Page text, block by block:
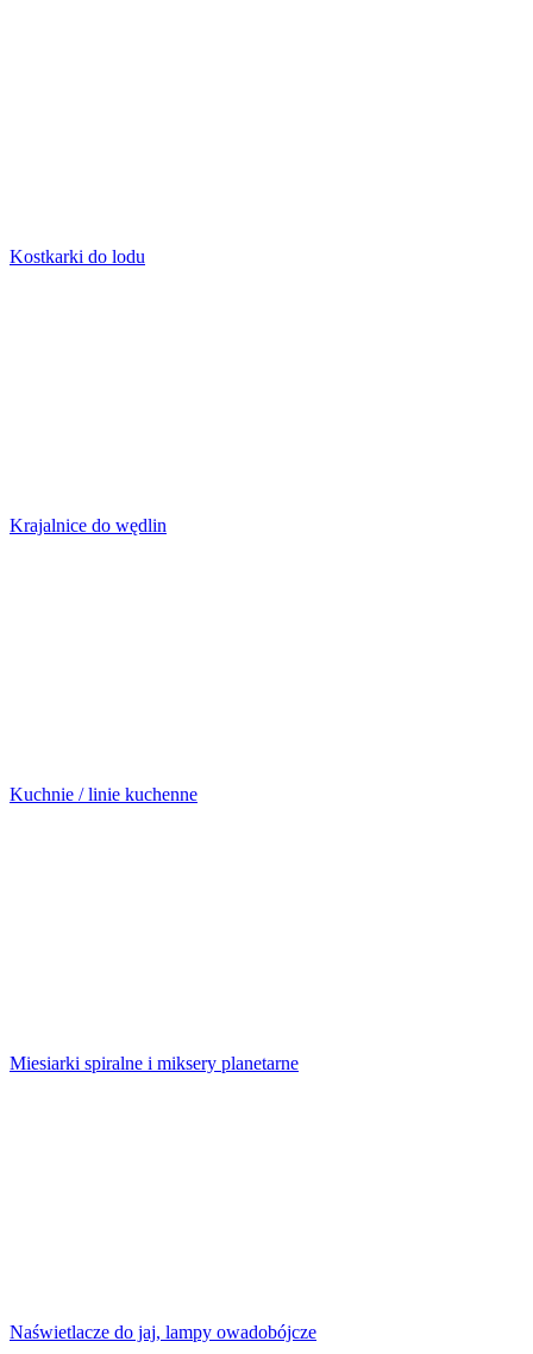
Kostkarki do lodu
Krajalnice do wędlin
Kuchnie / linie kuchenne
Miesiarki spiralne i miksery planetarne
Naświetlacze do jaj, lampy owadobójcze